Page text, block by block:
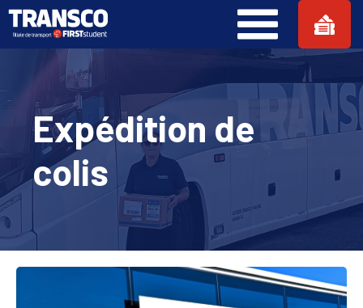
Expédition de
colis